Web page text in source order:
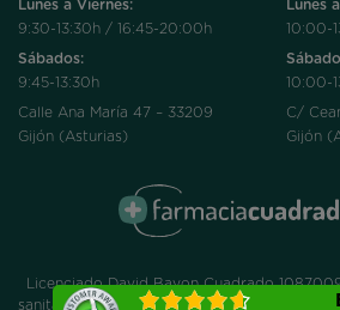
Lunes a Viernes:
9:30-13:30h / 16:45-20:00h
Sábados:
9:45-13:30h
Calle Ana María 47 – 33209
Gijón (Asturias)
Lunes
10:00-
10:00-
C/
Gijón
Licenciado David Bayon Cuadrado
sanitaria O-467-F | Colegio Oficial de